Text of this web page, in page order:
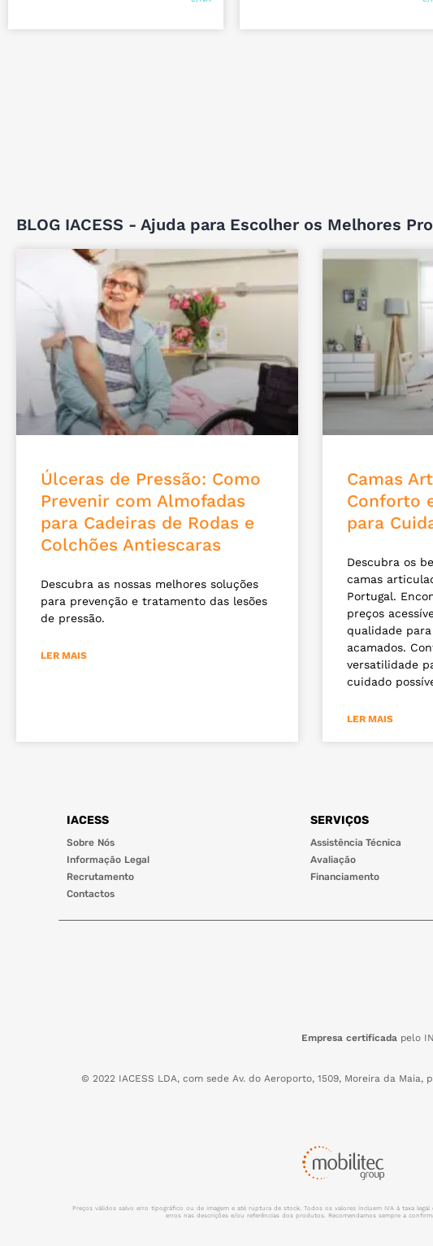
BLOG IACESS - Ajuda para Escolher os Melhores
Úlceras de Pressão: Como
Prevenir com Almofadas
para Cadeiras de Rodas e
Colchões Antiescaras
Descubra as nossas melhores soluções
para prevenção e tratamento das lesões
de pressão.
LER MAIS
Camas
Conforto
para
Descubra os
camas
Portugal.
preços
qualidade
acamados.
versatilidade
cuidado
LER MAIS
IACESS
Sobre Nós
Informação Legal
Recrutamento
Contactos
SERVIÇOS
Assistência Técnica
Avaliação
Financiamento
Empresa certificada pelo
© 2022 IACESS LDA, com sede Av. do Aeroporto, 1509, Moreira da Maia,
Preços válidos salvo erro tipográfico ou de imagem e até ruptura de stock. Todos os valores incluem IVA à taxa
erros nas descrições e/ou referências dos produtos. Recomendamos sempre a